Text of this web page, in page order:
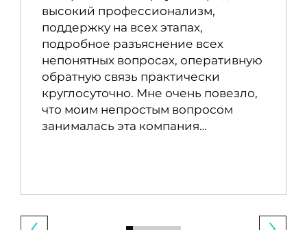
высокий профессионализм,
поддержку на всех этапах,
подробное разъяснение всех
непонятных вопросах, оперативную
обратную связь практически
круглосуточно. Мне очень повезло,
что моим непростым вопросом
занималась эта компания…